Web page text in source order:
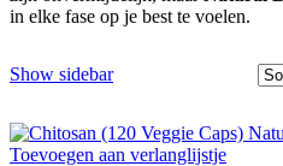
in elke fase op je best te voelen.
Show sidebar
Toevoegen aan verlanglijstje